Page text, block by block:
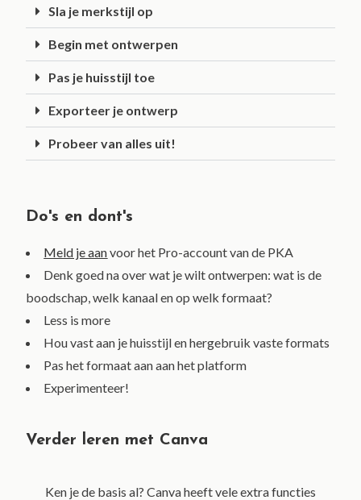
Sla je merkstijl op
Begin met ontwerpen
Pas je huisstijl toe
Exporteer je ontwerp
Probeer van alles uit!
Do's en dont's
Meld je aanvoor het Pro-account van de PKA
Denk goed na over wat je wilt ontwerpen: wat is de
boodschap, welk kanaal en op welk formaat?
Less is more
Hou vast aan je huisstijl en hergebruik vaste formats
Pas het formaat aan aan het platform
Experimenteer!
Verder leren met Canva
Ken je de basis al? Canva heeft vele extra functies